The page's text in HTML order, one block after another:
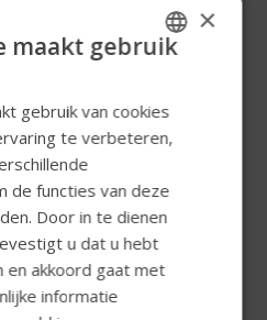
update
rolstoel
Platform-technologie
rolstoelen nu
via automatische
dat uw met Power
up-to-date blijft met
SWEDISH
DUTCH
GERMAN
DANISH
NORWEGIAN
×
maakt gebruik
gebruik van cookies
te verbeteren,
de functies van deze
Door in te dienen
u dat u hebt
en akkoord gaat met
informatie